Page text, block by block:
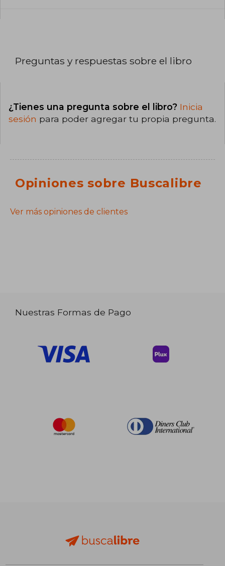
Preguntas y respuestas sobre el libro
¿Tienes una pregunta sobre el libro? Inicia
sesión para poder agregar tu propia pregunta.
Opiniones sobre Buscalibre
Ver más opiniones de clientes
Nuestras Formas de Pago